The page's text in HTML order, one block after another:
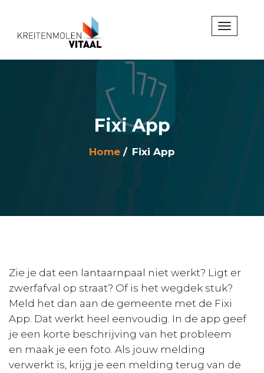
Fixi App
Home Fixi App
Zie je dat een lantaarnpaal niet werkt? Ligt er
zwerfafval op straat? Of is het wegdek stuk?
Meld het dan aan de gemeente met de Fixi
App. Dat werkt heel eenvoudig. In de app geef
je een korte beschrijving van het probleem
en maak je een foto. Als jouw melding
verwerkt is, krijg je een melding terug van de